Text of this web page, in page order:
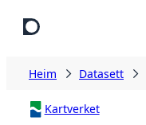
Heim Datasett
Kartverket